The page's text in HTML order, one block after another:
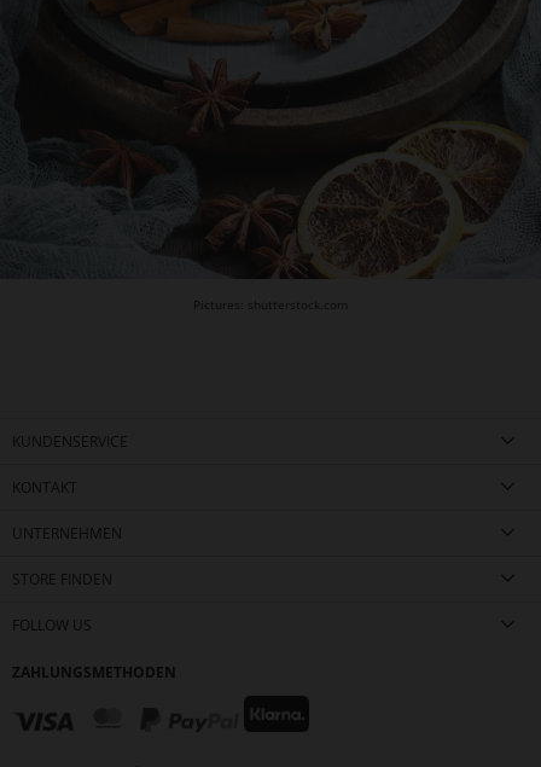
Pictures: shutterstock.com
KUNDENSERVICE
KONTAKT
UNTERNEHMEN
STORE FINDEN
FOLLOW US
ZAHLUNGSMETHODEN